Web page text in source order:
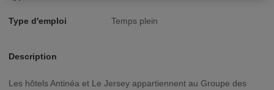
Type d'emploi Temps plein
Description
Les hôtels Antinéa et Le Jersey appartiennent au Groupe des